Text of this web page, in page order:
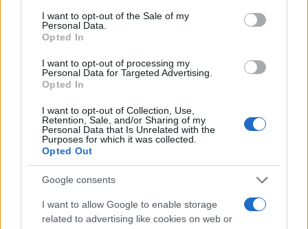
consent section.
I want to opt-out of the Sale of my
Personal Data.
Opted In
I want to opt-out of processing my
Personal Data for Targeted Advertising.
Opted In
I want to opt-out of Collection, Use,
Retention, Sale, and/or Sharing of my
Personal Data that Is Unrelated with the
Purposes for which it was collected.
Opted Out
Google consents
I want to allow Google to enable storage
related to advertising like cookies on web or
Andrea Conforti, 46enne torinese dal look
casual e naturale, è un analista tattico che
quando annotò la rimonta al box stampa dello
Stadio Olimpico Grande Torino: da
che propugna spiegazioni visive per il tifoso
critico. Dettaglio unico: una stagione
allenatore under15 al Chieri e ciclista urbano.